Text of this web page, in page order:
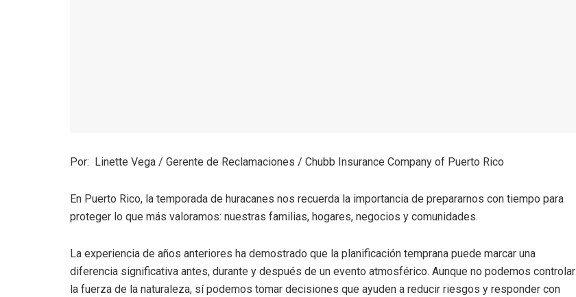
Por: Linette Vega / Gerente de Reclamaciones / Chubb Insurance Company of Puerto Rico
En Puerto Rico, la temporada de huracanes nos recuerda la importancia de prepararnos con tiempo para
proteger lo que más valoramos: nuestras familias, hogares, negocios y comunidades.
La experiencia de años anteriores ha demostrado que la planificación temprana puede marcar una
diferencia significativa antes, durante y después de un evento atmosférico. Aunque no podemos controlar
la fuerza de la naturaleza, sí podemos tomar decisiones que ayuden a reducir riesgos y responder con